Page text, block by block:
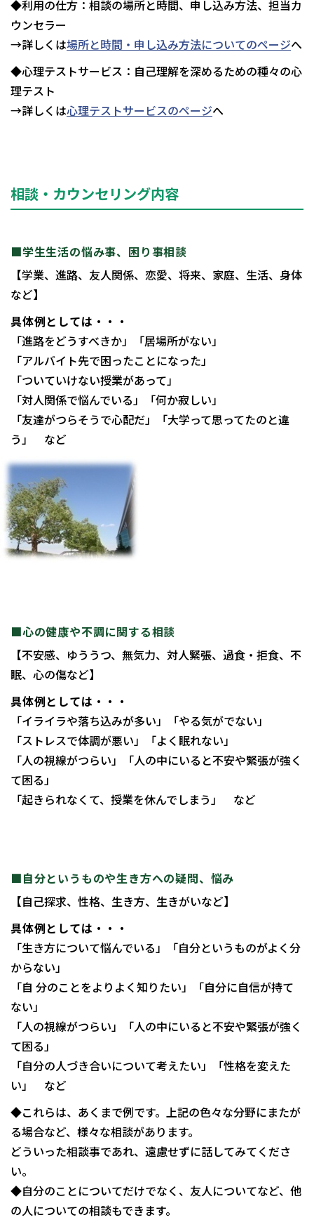
◆利用の仕方：相談の場所と時間、申し込み方法、担当カ
ウンセラー
→詳しくは場所と時間・申し込み方法についてのページへ
◆心理テストサービス：自己理解を深めるための種々の心
理テスト
→詳しくは心理テストサービスのページへ
相談・カウンセリング内容
■学生生活の悩み事、困り事相談
【学業、進路、友人関係、恋愛、将来、家庭、生活、身体
など】
具体例としては・・・
「進路をどうすべきか」「居場所がない」
「アルバイト先で困ったことになった」
「ついていけない授業があって」
「対人関係で悩んでいる」「何か寂しい」
「友達がつらそうで心配だ」「大学って思ってたのと違
う」 など
■心の健康や不調に関する相談
【不安感、ゆううつ、無気力、対人緊張、過食・拒食、不
眠、心の傷など】
具体例としては・・・
「イライラや落ち込みが多い」「やる気がでない」
「ストレスで体調が悪い」「よく眠れない」
「人の視線がつらい」「人の中にいると不安や緊張が強く
て困る」
「起きられなくて、授業を休んでしまう」 など
■自分というものや生き方への疑問、悩み
【自己探求、性格、生き方、生きがいなど】
具体例としては・・・
「生き方について悩んでいる」「自分というものがよく分
からない」
「自 分のことをよりよく知りたい」「自分に自信が持て
ない」
「人の視線がつらい」「人の中にいると不安や緊張が強く
て困る」
「自分の人づき合いについて考えたい」「性格を変えた
い」 など
◆これらは、あくまで例です。上記の色々な分野にまたが
る場合など、様々な相談があります。
どういった相談事であれ、遠慮せずに話してみてくださ
い。
◆自分のことについてだけでなく、友人についてなど、他
の人についての相談もできます。